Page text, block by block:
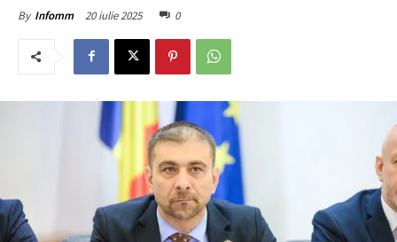
By Infomm 20 iulie 2025 0